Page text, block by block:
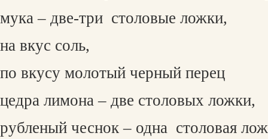
мука – две-три столовые ложки,
на вкус соль,
по вкусу молотый черный перец
цедра лимона – две столовых ложки,
рубленый чеснок – одна столовая